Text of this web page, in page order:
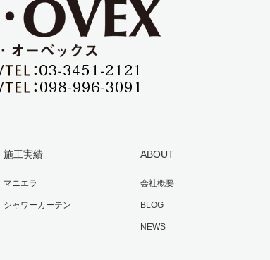
施工実績
マニエラ
シャワーカーテン
ABOUT
会社概要
BLOG
NEWS